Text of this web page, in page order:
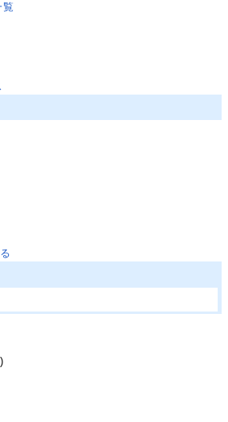
覧
)